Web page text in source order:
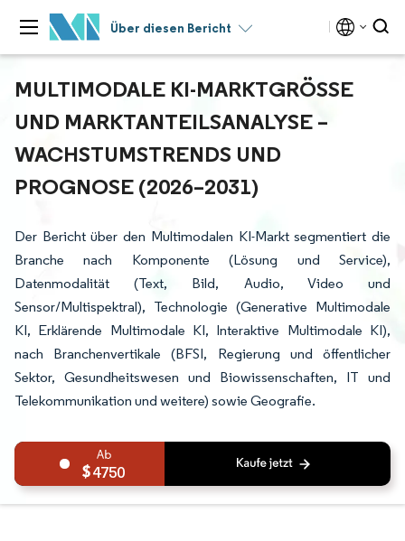
Über diesen Bericht
MULTIMODALE KI-MARKTGRÖSSE U
ND MARKTANTEILSANALYSE – W
ACHSTUMSTRENDS UND P
ROGNOSE (2026–2031)
Der Bericht über den Multimodalen KI-Markt segmentiert die
Branche nach Komponente (Lösung und Service),
Datenmodalität (Text, Bild, Audio, Video und
Sensor/Multispektral), Technologie (Generative Multimodale
KI, Erklärende Multimodale KI, Interaktive Multimodale KI),
nach Branchenvertikale (BFSI, Regierung und öffentlicher
Sektor, Gesundheitswesen und Biowissenschaften, IT und
Telekommunikation und weitere) sowie Geografie.
4750